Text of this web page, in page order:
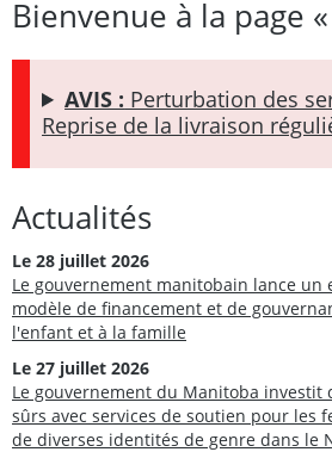
Bienvenue à la page
AVIS : Perturbation des
Reprise de la livraison
Actualités
Le 28 juillet 2026
Le gouvernement manitobain lance un
modèle de financement et de
l'enfant et à la famille
Le 27 juillet 2026
Le gouvernement du Manitoba investit
sûrs avec services de soutien pour les
de diverses identités de genre dans le